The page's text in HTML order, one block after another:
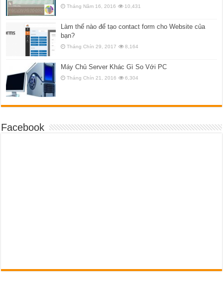
Tháng Năm 16, 2016 10,431
Làm thế nào để tạo contact form cho Website của
bạn?
Tháng Chín 29, 2017 8,164
Máy Chủ Server Khác Gì So Với PC
Tháng Chín 21, 2016 6,304
Facebook